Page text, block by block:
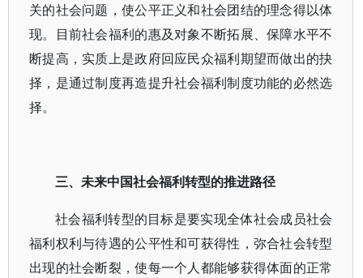
关的社会问题，使公平正义和社会团结的理念得以体
现。目前社会福利的惠及对象不断拓展、保障水平不
断提高，实质上是政府回应民众福利期望而做出的抉
择，是通过制度再造提升社会福利制度功能的必然选
择。
三、未来中国社会福利转型的推进路径
社会福利转型的目标是要实现全体社会成员社会
福利权利与待遇的公平性和可获得性，弥合社会转型
出现的社会断裂，使每一个人都能够获得体面的正常